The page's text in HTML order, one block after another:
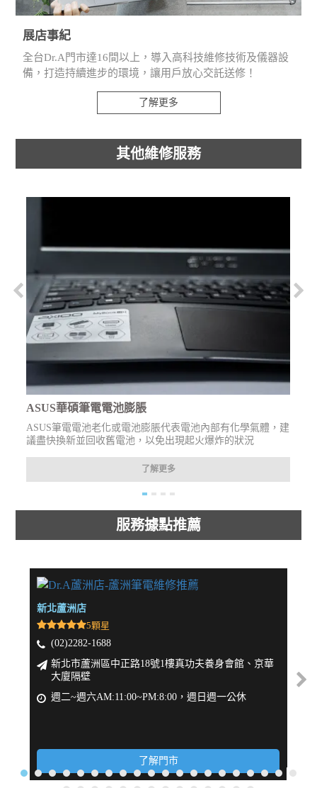
展店事紀
全台Dr.A門市達16間以上，導入高科技維修技術及儀器設
備，打造持續進步的環境，讓用戶放心交託送修！
了解更多
其他維修服務
ASUS華碩筆電電池膨脹
ASUS筆電電池老化或電池膨脹代表電池內部有化學氣體，建
議盡快換新並回收舊電池，以免出現起火爆炸的狀況
了解更多
服務據點推薦
新北蘆洲店
5顆星
(02)2282-1688
新北市蘆洲區中正路18號1樓真功夫養身會館、京華
大廈隔壁
週二~週六AM:11:00~PM:8:00，週日週一公休
了解門市